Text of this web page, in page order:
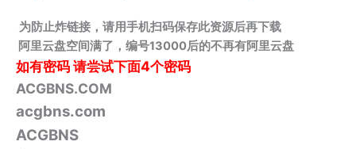
为防止炸链接，请用手机扫码保存此资源后再下载
阿里云盘空间满了，编号13000后的不再有阿里云盘
如有密码请尝试下面4个密码
ACGBNS.COM
acgbns.com
ACGBNS